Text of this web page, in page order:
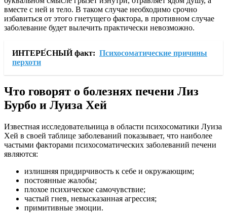
вместе с ней и тело. В таком случае необходимо срочно
избавиться от этого гнетущего фактора, в противном случае
заболевание будет вылечить практически невозможно.
ИНТЕРЕ́СНЫЙ факт: Психосоматические причины
перхоти
Что говорят о болезнях печени Лиз
Бурбо и Луиза Хей
Известная исследовательница в области психосоматики Луиза
Хей в своей таблице заболеваний показывает, что наиболее
частыми факторами психосоматических заболеваний печени
являются:
излишняя придирчивость к себе и окружающим;
постоянные жалобы;
плохое психическое самочувствие;
частый гнев, невысказанная агрессия;
примитивные эмоции.